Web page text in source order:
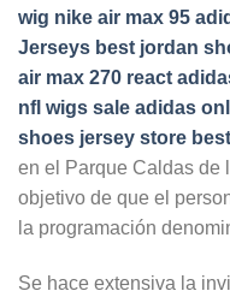
wig nike air max 95
Jerseys best jordan
air max 270 react
nfl wigs sale adidas
shoes jersey store
en el Parque Caldas de
objetivo de que el
la programación
Se hace extensiva la